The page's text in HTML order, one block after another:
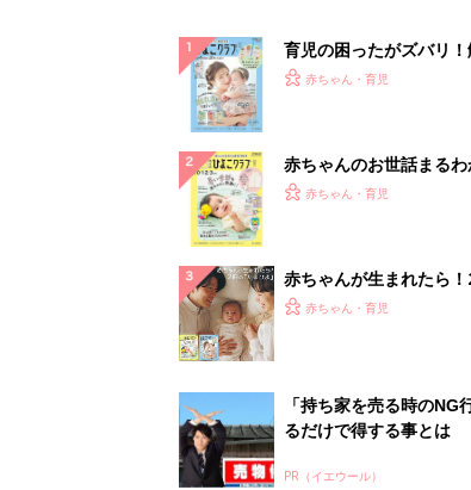
育児の困ったがズバリ
『ひよこクラブ 夏号』
赤ちゃん・育児
赤ちゃんのお世話まるわ
てのひよこクラブ 夏号』
赤ちゃん・育児
赤ちゃんが生まれたら！
ひよ」
赤ちゃん・育児
「持ち家を売る時のNG
るだけで得する事とは
PR（イエウール）